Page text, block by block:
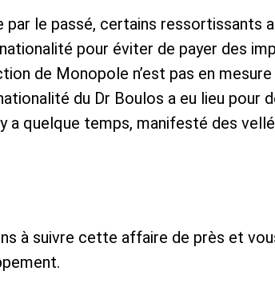
par le passé, certains ressortissants
pour éviter de payer des
de Monopole n’est pas en
du Dr Boulos a eu lieu pour
y a quelque temps, manifesté des
à suivre cette affaire de près et